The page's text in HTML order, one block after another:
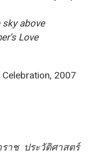
above
Love
Celebration, 2007
าช ประวัติศาสตร์